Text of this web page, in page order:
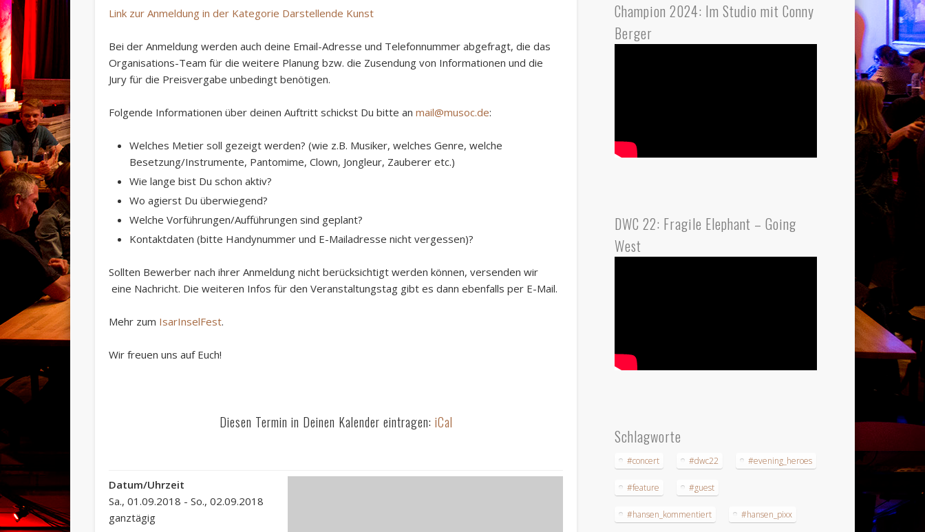
Link zur Anmeldung in der Kategorie Darstellende Kunst
Bei der Anmeldung werden auch deine Email-Adresse und Telefonnummer abgefragt, die das
Organisations-Team für die weitere Planung bzw. die Zusendung von Informationen und die
Jury für die Preisvergabe unbedingt benötigen.
Folgende Informationen über deinen Auftritt schickst Du bitte anmail@musoc.de:
Welches Metier soll gezeigt werden? (wie z.B. Musiker, welches Genre, welche
Besetzung/Instrumente, Pantomime, Clown, Jongleur, Zauberer etc.)
Wie lange bist Du schon aktiv?
Wo agierst Du überwiegend?
Welche Vorführungen/Aufführungen sind geplant?
Kontaktdaten (bitte Handynummer und E-Mailadresse nicht vergessen)?
Sollten Bewerber nach ihrer Anmeldungnicht berücksichtigtwerden können, versenden wir
eine Nachricht. Die weiteren Infos für den Veranstaltungstag gibt es dann ebenfalls per E-Mail.
Mehr zum IsarInselFest.
Wir freuen uns auf Euch!
Diesen Termin in Deinen Kalender eintragen: iCal
Datum/Uhrzeit
Sa., 01.09.2018 - So., 02.09.2018
ganztägig
Champion 2024: Im Studio mit Conny
Berger
DWC 22: Fragile Elephant – Going
West
Schlagworte
#concert #dwc22 #evening_heroes
#feature #guest
#hansen_kommentiert #hansen_pixx